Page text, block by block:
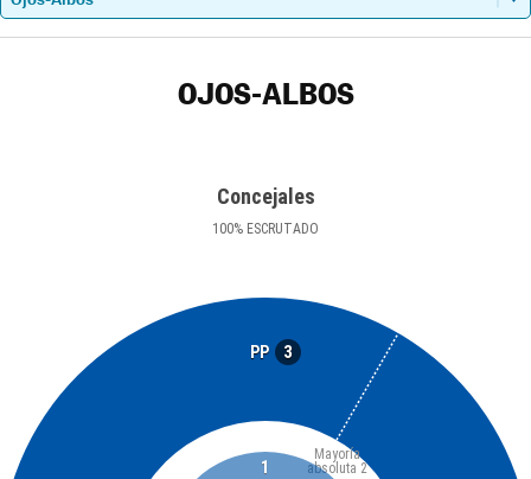
OJOS-ALBOS
Concejales
100% ESCRUTADO
PP 3
Mayoría
absoluta 2
1